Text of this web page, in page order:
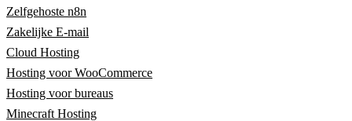
Zelfgehoste n8n
Zakelijke E-mail
Cloud Hosting
Hosting voor WooCommerce
Hosting voor bureaus
Minecraft Hosting